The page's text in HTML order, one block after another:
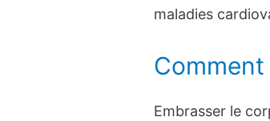
maladies
Embrasser le